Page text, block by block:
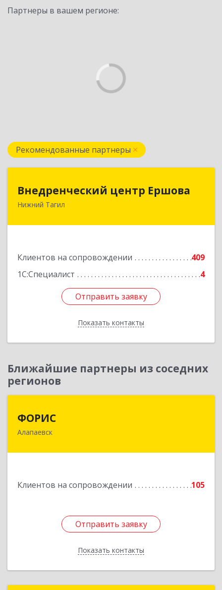
Партнеры в вашем регионе:
Рекомендованные партнеры
Внедренческий центр Ершова
Нижний Тагил
Клиентов на сопровождении
409
1С:Специалист
4
Отправить заявку
Показать контакты
Внедренческий центр Ершова
622030, Свердловская обл, Нижний Тагил г,
Отправить заявку
Назад
Ближайшие партнеры из соседних
регионов
ФОРИС
Алапаевск
Клиентов на сопровождении 105
Отправить заявку
Показать контакты
624601, Свердловская обл, Алапаевск г, Ленина
Отправить заявку
Назад